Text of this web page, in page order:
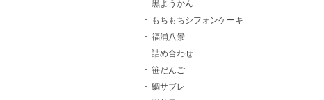
黒ようかん
もちもちシフォンケーキ
福浦八景
詰め合わせ
笹だんご
鯛サブレ